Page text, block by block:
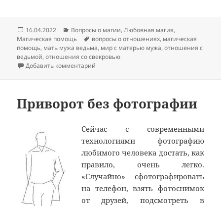
Опубликовано
16.04.2022 Рубрики
Вопросы о магии,Любовная магия,
Магическая помощь
Метки
вопросы о отношениях, магическая
помощь, мать мужа ведьма, мир с матерью мужа,отношения с
ведьмой,отношения со свекровью
Добавить комментарий
Приворот без фотографии
Сейчас с современными
технологиями фотографию
любимого человека достать, как
правило, очень легко.
«Случайно» сфотографировать
на телефон, взять фотоснимок
от друзей, подсмотреть в